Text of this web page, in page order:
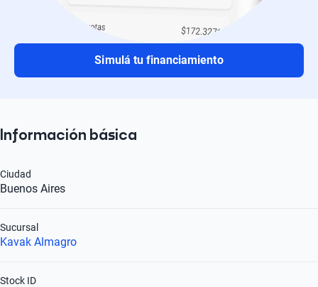
Simulá tu financiamiento
Información básica
Buenos Aires
Ciudad
Kavak Almagro
Sucursal
Stock ID